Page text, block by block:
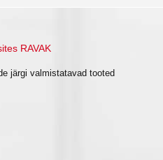
RAVAK
järgi valmistatavad tooted